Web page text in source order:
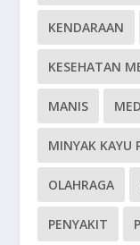
KENDARAAN
KESEHATAN
MANIS
MINYAK KAYU
OLAHRAGA
PENYAKIT